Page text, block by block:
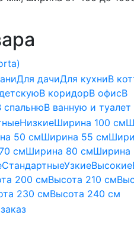
Для дачиДля кухниВ
В коридорВ офисВ
спальнюВ ванную и туалет
НизкиеШирина 100 см
50 смШирина 55 см
смШирина 80 смШирина
СтандартныеУзкиеВысокие
200 смВысота 210 см
230 смВысота 240 см